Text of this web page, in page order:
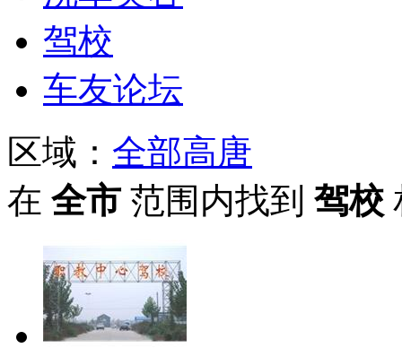
驾校
车友论坛
区域： 全部高唐
在 全市 范围内找到 驾校